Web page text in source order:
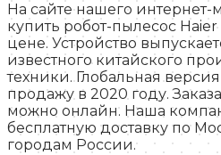
На сайте нашего
купить робот-пылесос
цене. Устройство
известного китайского
техники. Глобальная
продажу в 2020 году.
можно онлайн. Наша
бесплатную доставку по
городам России.